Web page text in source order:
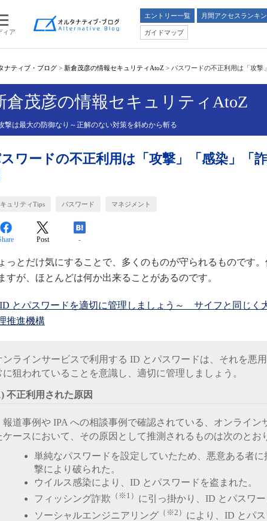
ィア
エントリー一覧 月間アクセスランキ
ガイドマップ
ナティブ・ブログ > 新倉茂彦の情報セキュリティAtoZ > パスワードの不正利用は「攻撃
倉茂彦の情報セキュリティAtoZ
撃は最大の防御なり～正解のない対策を斜めから斬る
ワードの不正利用は「攻撃」「感染」「
ュリティTips パスワード マネジメント
Post -
っとだけ気にすることで、多くのものが守られるものです
すが、ほとんどは何か出来ることがあるのです。
ID とパスワードを適切に管理しましょう～ サイフと同じ
推進機構
ンラインサービスで利用する ID とパスワードは、それを悪
に狙われていることを意識し、適切に管理しましょう。
不正利用された原因
道事例や IPA への相談事例で確認されている、オンライン
ケースにおいて、その原因として推測されるものは次のとお
単純なパスワードを設定していたため、悪意ある者
撃により破られた。
ウイルス感染により、ID とパスワードを盗まれた。
フィッシング詐欺 （※1） に引っ掛かり、ID とパスワー
ソーシャルエンジニアリング （※2） により、ID とパス